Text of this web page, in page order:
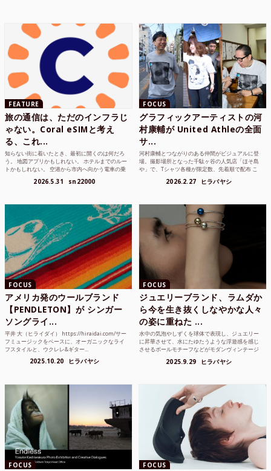
FEATURE
旅の通信は、ただのインフラじ
ゃない。Coral eSIMと考え
る、これ...
知らない街に着いたとき、最初に開くのは何だろ
う。 地図アプリかもしれない。 ホテルまでのルー
トかもしれない。 空港から市内へ向かう電車の乗
2026.5.31 sn22000
FOCUS
グラフィックアーティストの河
村康輔が United Athleの全面
サ...
河村康輔とつながりのある仲間がビジュアルに登
場。撮影場所となった千駄ヶ谷の人気店「ほそ島
や」で、Tシャツ各種が限定数、先着順で配布 こ
2026.2.27 ヒラバヤシ
FOCUS
アメリカ発のウールブランド
【PENDLETON】が シンガー
ソングライ...
平井 大（ヒライダイ） https://hiraidai.com/サー
フミュージックをベースに、オーガニックなライ
フスタイルと、ウクレレ&ギター...
2025.10.20 ヒラバヤシ
FOCUS
ジュエリーブランド、ラムダか
ら今を生き抜くしなやかな人々
の姿に重ねた ...
水中の気泡やしずくを球体で表現し、ジュエリー
に昇華させて、水にたゆたうような浮遊感を感じ
させるボールモチーフなどがモダンヴィンテージ
2025.9.29 ヒラバヤシ
FOCUS FOCUS